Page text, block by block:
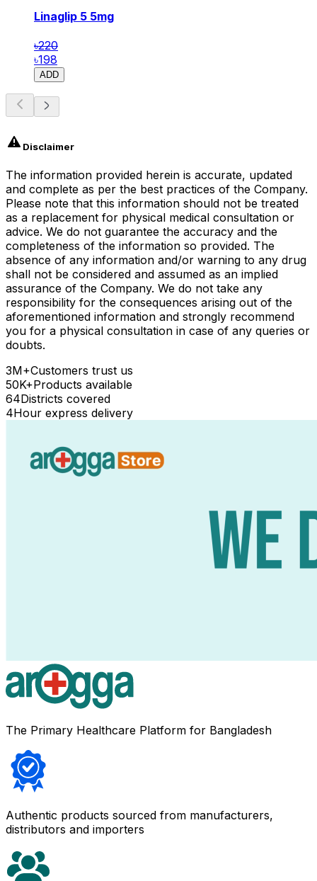
Linaglip 5 5mg
৳220
৳198
ADD
Disclaimer
The information provided herein is accurate, updated
and complete as per the best practices of the Company.
Please note that this information should not be treated
as a replacement for physical medical consultation or
advice. We do not guarantee the accuracy and the
completeness of the information so provided. The
absence of any information and/or warning to any drug
shall not be considered and assumed as an implied
assurance of the Company. We do not take any
responsibility for the consequences arising out of the
aforementioned information and strongly recommend
you for a physical consultation in case of any queries or
doubts.
3M+Customers trust us
50K+Products available
64Districts covered
4Hour express delivery
The Primary Healthcare Platform for Bangladesh
Authentic products sourced from manufacturers,
distributors and importers